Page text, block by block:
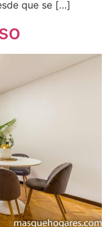
que se […]